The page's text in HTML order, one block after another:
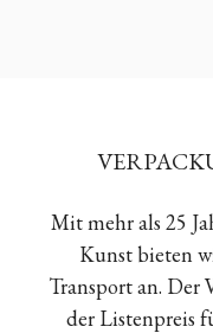
Mit mehr als 25
Kunst bieten
Transport an. Der
der Listenpreis